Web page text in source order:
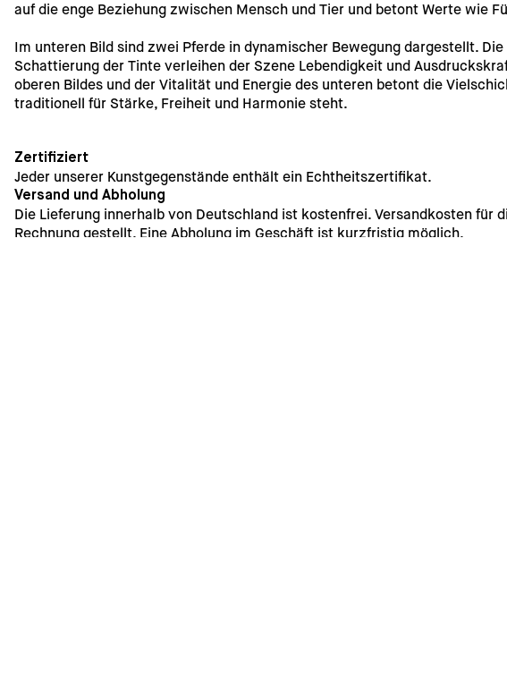
auf die enge Beziehung zwischen Mensch und Tier und betont Werte wie
Im unteren Bild sind zwei Pferde in dynamischer Bewegung dargestellt.
Schattierung der Tinte verleihen der Szene Lebendigkeit und
oberen Bildes und der Vitalität und Energie des unteren betont die
traditionell für Stärke, Freiheit und Harmonie steht.
Zertifiziert
Jeder unserer Kunstgegenstände enthält ein Echtheitszertifikat.
Versand und Abholung
Die Lieferung innerhalb von Deutschland ist kostenfrei. Versandkosten für
Rechnung gestellt. Eine Abholung im Geschäft ist kurzfristig möglich.